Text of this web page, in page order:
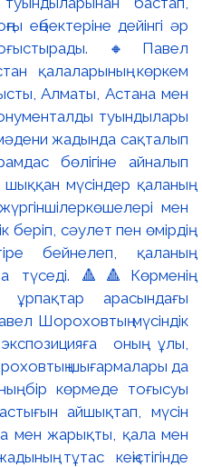
еңбектеріне дейінгі әр
🔸Павел
қалаларының көркем
Алматы, Астана мен
туындылары
жадында сақталып
бөлігіне айналып
мүсіндер қаланың
мен
беріп, сәулет пен өмірдің
бейнелеп, қаланың
түседі. 🔺🔺Көрменің
арасындағы
Шороховтың мүсіндік
оның ұлы,
шығармалары да
бір көрмеде тоғысуы
айшықтап, мүсін
мен жарықты, қала мен
тұтас кеңістігінде